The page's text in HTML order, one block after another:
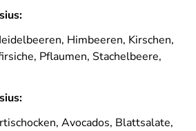
Himbeeren, Kirschen,
Pflaumen, Stachelbeere,
Avocados, Blattsalate,